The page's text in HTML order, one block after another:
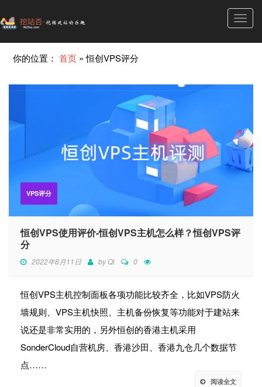
你的位置：首页 »恒创VPS评分
VPS评分
恒创VPS使用评价-恒创VPS主机怎么样？恒创VPS评
分
2022年8月11日 byQi 0
恒创VPS主机控制面板各项功能比较齐全，比如VPS防火
墙规则、VPS主机快照、主机备份恢复等功能对于建站来
说还是非常实用的，另外恒创的香港主机采用
SonderCloud自营机房、香港沙田、香港九仓几个数据节
点……
阅读全文